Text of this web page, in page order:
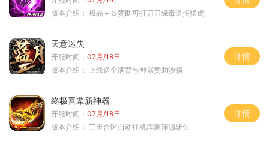
版本介绍： 极品＋５赞助可打刀刀绿毒道招猛虎
天意迷失
开服时间： 07月/18日
版本介绍：
上线送全满背包神器赞助沙捐
详情
终极吾辈新神器
开服时间： 07月/18日
版本介绍： 三天合区自动挂机浑源渾源斩仙
详情